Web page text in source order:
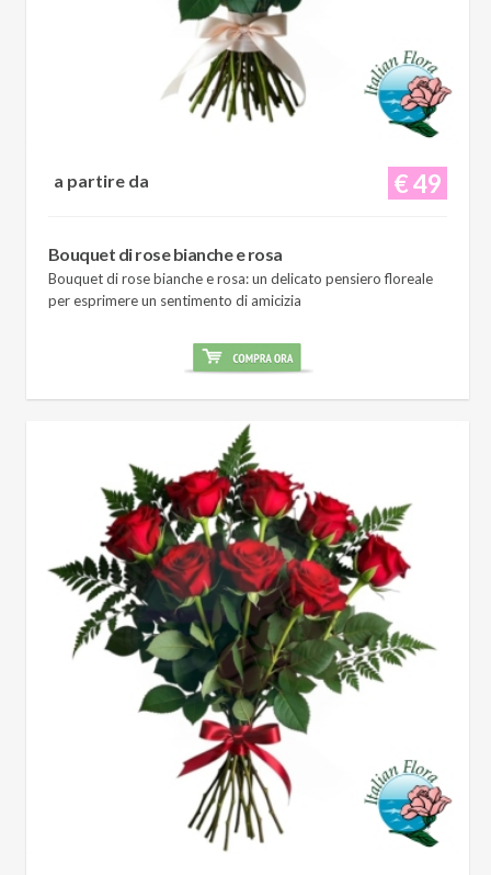
€ 49
a partire da
Bouquet di rose bianche e rosa
Bouquet di rose bianche e rosa: un delicato pensiero floreale
per esprimere un sentimento di amicizia